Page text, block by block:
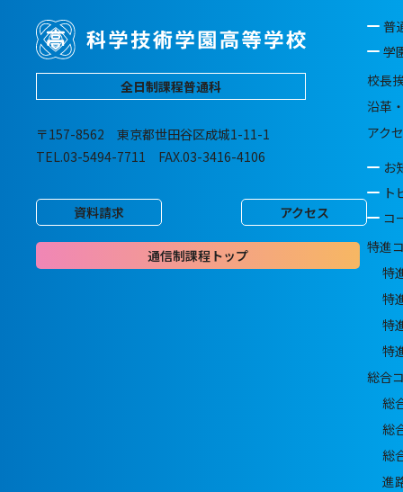
全日制課程普通科
〒157-8562 東京都世田谷区成城1-11-1
TEL.03-5494-7711 FAX.03-3416-4106
資料請求 アクセス
通信制課程トップ
普
学
校長
沿革
アク
お
ト
コ
特進
特
特
特
特
総合
総
総
総
進